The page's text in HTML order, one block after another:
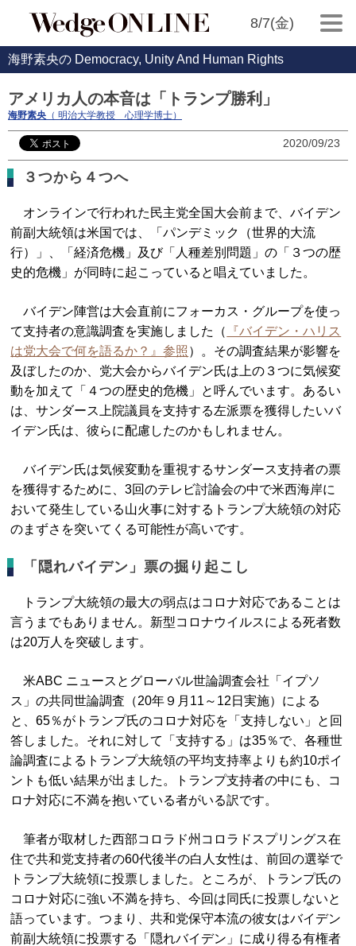
8/7(金)
海野素央の Democracy, Unity And Human Rights
アメリカ人の本音は「トランプ勝利」
海野素央 （ 明治大学教授 心理学博士）
2020/09/23
３つから４つへ
オンラインで行われた民主党全国大会前まで、バイデン
前副大統領は米国では、「パンデミック（世界的大流
行）」、「経済危機」及び「人種差別問題」の「３つの歴
史的危機」が同時に起こっていると唱えていました。
バイデン陣営は大会直前にフォーカス・グループを使っ
て支持者の意識調査を実施しました（
『バイデン・ハリス
は党大会で何を語るか？』参照 ）。その調査結果が影響を
及ぼしたのか、党大会からバイデン氏は上の３つに気候変
動を加えて「４つの歴史的危機」と呼んでいます。あるい
は、サンダース上院議員を支持する左派票を獲得したいバ
イデン氏は、彼らに配慮したのかもしれません。
バイデン氏は気候変動を重視するサンダース支持者の票
を獲得するために、3回のテレビ討論会の中で米西海岸に
おいて発生している山火事に対するトランプ大統領の対応
のまずさを突いてくる可能性が高いです。
「隠れバイデン」票の掘り起こし
トランプ大統領の最大の弱点はコロナ対応であることは
言うまでもありません。新型コロナウイルスによる死者数
は20万人を突破します。
米ABC ニュースとグローバル世論調査会社「イプソ
ス」の共同世論調査（20年９月11～12日実施）による
と、65％がトランプ氏のコロナ対応を「支持しない」と回
答しました。それに対して「支持する」は35％で、各種世
論調査によるトランプ大統領の平均支持率よりも約10ポイ
ントも低い結果が出ました。トランプ支持者の中にも、コ
ロナ対応に不満を抱いている者がいる訳です。
筆者が取材した西部コロラド州コロラドスプリングス在
住で共和党支持者の60代後半の白人女性は、前回の選挙で
トランプ大統領に投票しました。ところが、トランプ氏の
コロナ対応に強い不満を持ち、今回は同氏に投票しないと
語っています。つまり、共和党保守本流の彼女はバイデン
前副大統領に投票する「隠れバイデン」に成り得る有権者